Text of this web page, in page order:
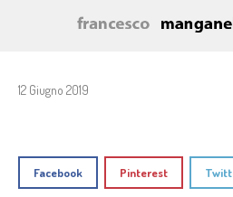
12 Giugno 2019
Facebook Pinterest